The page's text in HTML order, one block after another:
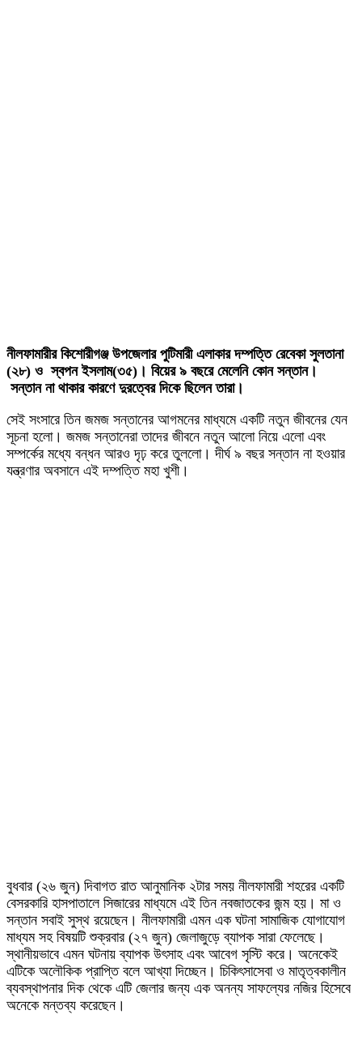
নীলফামারীর কিশোরীগঞ্জ উপজেলার পুটিমারী এলাকার দম্পত্তি রেবেকা সুলতানা
(২৮) ও স্বপন ইসলাম(৩৫)। বিয়ের ৯ বছরে মেলেনি কোন সন্তান।
সন্তান না থাকার কারণে দুরত্বের দিকে ছিলেন তারা।
সেই সংসারে তিন জমজ সন্তানের আগমনের মাধ্যমে একটি নতুন জীবনের যেন
সূচনা হলো। জমজ সন্তানেরা তাদের জীবনে নতুন আলো নিয়ে এলো এবং
সম্পর্কের মধ্যে বন্ধন আরও দৃঢ় করে তুললো। দীর্ঘ ৯ বছর সন্তান না হওয়ার
যন্ত্রণার অবসানে এই দম্পত্তি মহা খুশী।
বুধবার (২৬ জুন) দিবাগত রাত আনুমানিক ২টার সময় নীলফামারী শহরের একটি
বেসরকারি হাসপাতালে সিজারের মাধ্যমে এই তিন নবজাতকের জন্ম হয়। মা ও
সন্তান সবাই সুস্থ রয়েছেন। নীলফামারী এমন এক ঘটনা সামাজিক যোগাযোগ
মাধ্যম সহ বিষয়টি শুক্রবার (২৭ জুন) জেলাজুড়ে ব্যাপক সারা ফেলেছে।
স্থানীয়ভাবে এমন ঘটনায় ব্যাপক উৎসাহ এবং আবেগ সৃস্টি করে। অনেকেই
এটিকে অলৌকিক প্রাপ্তি বলে আখ্যা দিচ্ছেন। চিকিৎসাসেবা ও মাতৃত্বকালীন
ব্যবস্থাপনার দিক থেকে এটি জেলার জন্য এক অনন্য সাফল্যের নজির হিসেবে
অনেকে মন্তব্য করেছেন।